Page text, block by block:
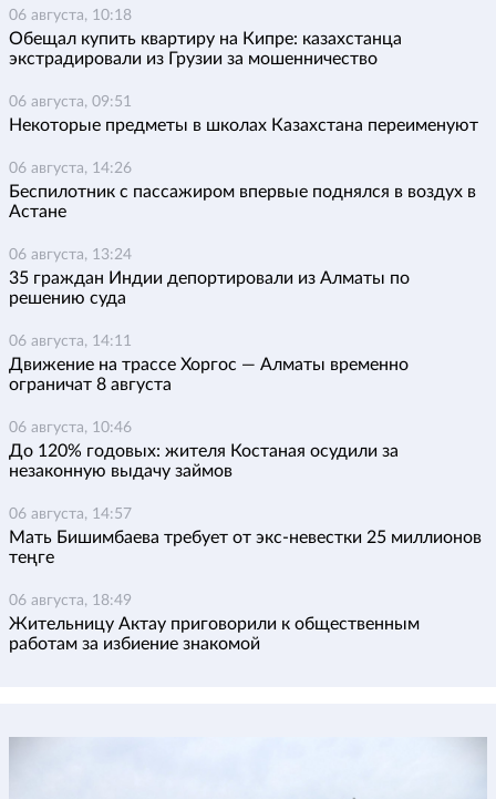
06 августа, 10:18
Обещал купить квартиру на Кипре: казахстанца
экстрадировали из Грузии за мошенничество
06 августа, 09:51
Некоторые предметы в школах Казахстана переименуют
06 августа, 14:26
Беспилотник с пассажиром впервые поднялся в воздух в
Астане
06 августа, 13:24
35 граждан Индии депортировали из Алматы по
решению суда
06 августа, 14:11
Движение на трассе Хоргос — Алматы временно
ограничат 8 августа
06 августа, 10:46
До 120% годовых: жителя Костаная осудили за
незаконную выдачу займов
06 августа, 14:57
Мать Бишимбаева требует от экс-невестки 25 миллионов
теңге
06 августа, 18:49
Жительницу Актау приговорили к общественным
работам за избиение знакомой